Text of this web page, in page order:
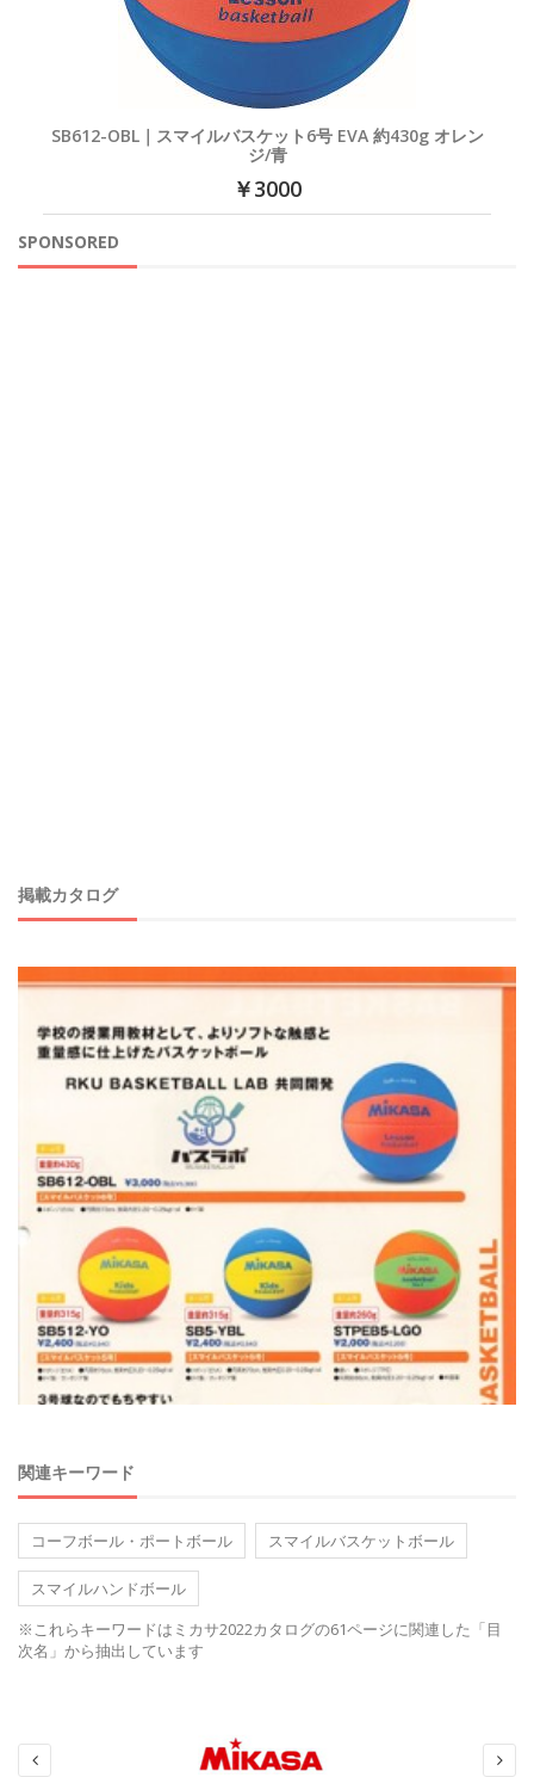
SB612-OBL｜スマイルバスケット6号 EVA 約430g オレン
ジ/青
￥3000
SPONSORED
掲載カタログ
関連キーワード
コーフボール・ポートボール スマイルバスケットボール
スマイルハンドボール
※これらキーワードはミカサ2022カタログの61ページに関連した「目
次名」から抽出しています